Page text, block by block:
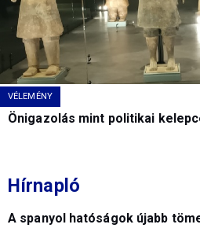
VÉLEMÉNY
Önigazolás mint politikai
Hírnapló
A spanyol hatóságok újabb